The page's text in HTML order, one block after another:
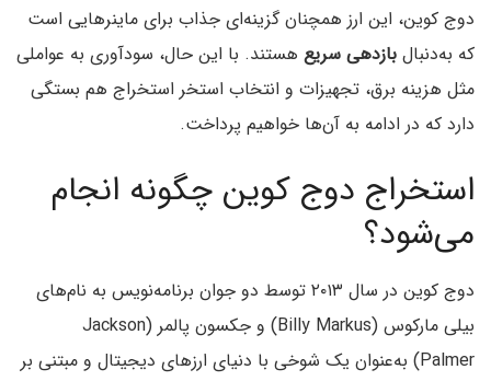
دوج کوین، این ارز همچنان گزینه‌ای جذاب برای ماینرهایی است
که به‌دنبال بازدهی سریع هستند. با این حال، سودآوری به عواملی
مثل هزینه برق، تجهیزات و انتخاب استخر استخراج هم بستگی
دارد که در ادامه به آن‌ها خواهیم پرداخت.
استخراج دوج کوین چگونه انجام
می‌شود؟
دوج کوین در سال ۲۰۱۳ توسط دو جوان برنامه‌نویس به نام‌های
بیلی مارکوس (Billy Markus) و جکسون پالمر (Jackson
Palmer) به‌عنوان یک شوخی با دنیای ارزهای دیجیتال و مبتنی بر